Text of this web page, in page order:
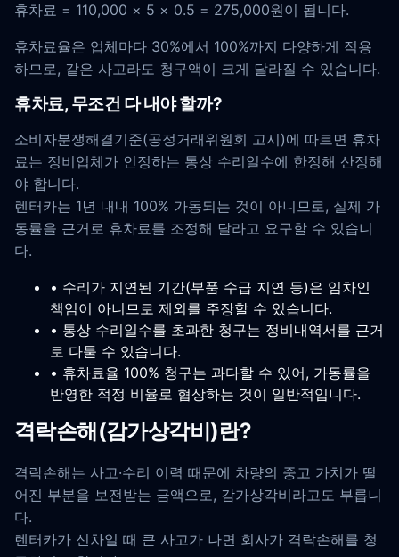
휴차료 = 110,000 × 5 × 0.5 = 275,000원이 됩니다.
휴차료율은 업체마다 30%에서 100%까지 다양하게 적용
하므로, 같은 사고라도 청구액이 크게 달라질 수 있습니다.
휴차료, 무조건 다 내야 할까?
소비자분쟁해결기준(공정거래위원회 고시)에 따르면 휴차
료는 정비업체가 인정하는 통상 수리일수에 한정해 산정해
야 합니다.
렌터카는 1년 내내 100% 가동되는 것이 아니므로, 실제 가
동률을 근거로 휴차료를 조정해 달라고 요구할 수 있습니
다.
• 수리가 지연된 기간(부품 수급 지연 등)은 임차인
책임이 아니므로 제외를 주장할 수 있습니다.
• 통상 수리일수를 초과한 청구는 정비내역서를 근거
로 다툴 수 있습니다.
• 휴차료율 100% 청구는 과다할 수 있어, 가동률을
반영한 적정 비율로 협상하는 것이 일반적입니다.
격락손해(감가상각비)란?
격락손해는 사고·수리 이력 때문에 차량의 중고 가치가 떨
어진 부분을 보전받는 금액으로, 감가상각비라고도 부릅니
다.
렌터카가 신차일 때 큰 사고가 나면 회사가 격락손해를 청